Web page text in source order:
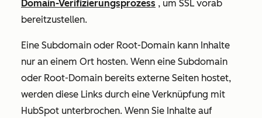
Domain-Verifizierungsprozess , um SSL vorab
bereitzustellen.
Eine Subdomain oder Root-Domain kann Inhalte
nur an einem Ort hosten. Wenn eine Subdomain
oder Root-Domain bereits externe Seiten hostet,
werden diese Links durch eine Verknüpfung mit
HubSpot unterbrochen. Wenn Sie Inhalte auf